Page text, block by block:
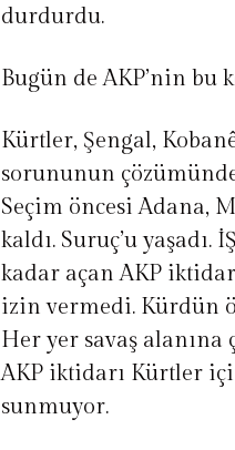
durdurdu.
Bugün de AKP’nin bu
Kürtler, Şengal,
sorununun
Seçim öncesi Adana,
kaldı. Suruç’u
kadar açan AKP
izin vermedi. Kürdün
Her yer savaş
AKP iktidarı Kürtler
sunmuyor.